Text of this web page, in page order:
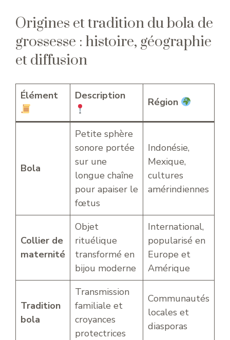
Origines et tradition du bola de
grossesse : histoire, géographie
et diffusion
Élément Description
Région
Bola
Petite sphère
sonore portée
sur une
longue chaîne
pour apaiser le
fœtus
Indonésie,
Mexique,
cultures
amérindiennes
Collier de
maternité
Objet
rituélique
transformé en
bijou moderne
International,
popularisé en
Europe et
Amérique
Tradition
bola
Transmission
familiale et
croyances
protectrices
Communautés
locales et
diasporas